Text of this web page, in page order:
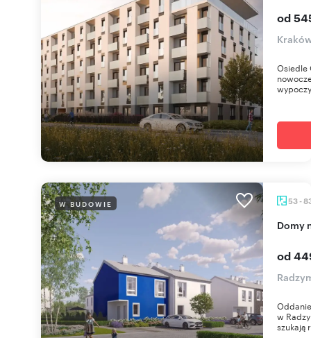
od
Osiedle
W BUDOWIE 53 -
Domy
od
w
szukają